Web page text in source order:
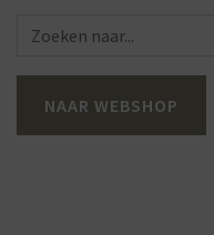
NAAR WEBSHOP